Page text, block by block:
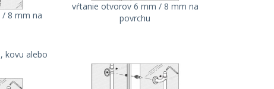
8 mm na
vŕtanie otvorov 6 mm / 8 mm na
povrchu
kovu alebo